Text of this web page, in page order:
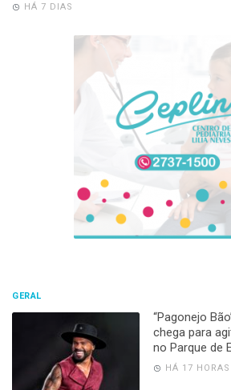
HÁ 7 DIAS
GERAL
“Pagonejo
chega para
no Parque de
HÁ 17 HORAS